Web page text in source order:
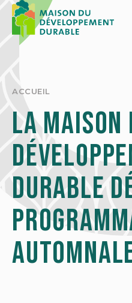
Skip
content
ACCUEIL
La Maison
durable